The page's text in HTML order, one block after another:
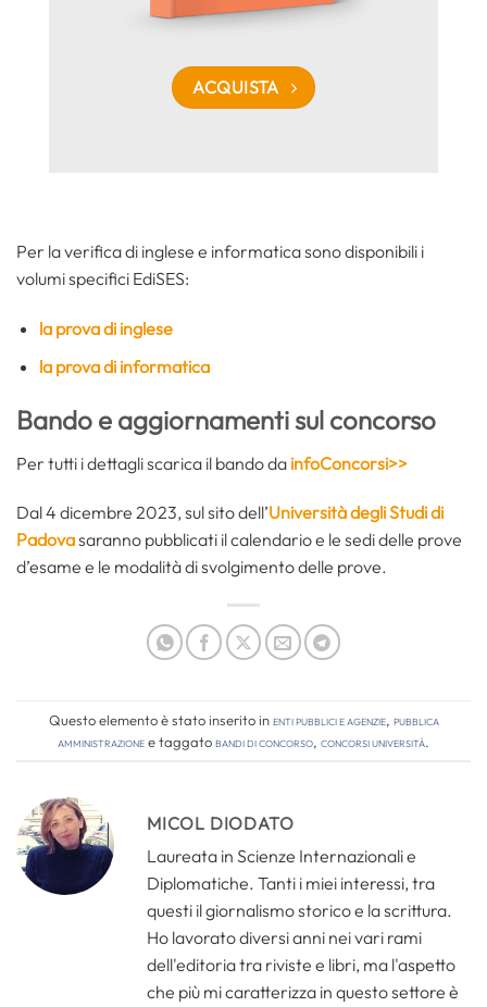
ACQUISTA
Per la verifica di inglese e informatica sono disponibili i
volumi specifici EdiSES:
la prova di inglese
la prova di informatica
Bando e aggiornamenti sul concorso
Per tutti i dettagli scarica il bando da infoConcorsi>>
Dal 4 dicembre 2023, sul sito dell’Università degli Studi di
Padovasaranno pubblicati il calendario e le sedi delle prove
d’esame e le modalità di svolgimento delle prove.
Questo elemento è stato inserito inEnti pubblici e agenzie, Pubblica
amministrazionee taggatobandi di concorso, concorsi università.
MICOL DIODATO
Laureata in Scienze Internazionali e
Diplomatiche. Tanti i miei interessi, tra
questi il giornalismo storico e la scrittura.
Ho lavorato diversi anni nei vari rami
dell'editoria tra riviste e libri, ma l'aspetto
che più mi caratterizza in questo settore è